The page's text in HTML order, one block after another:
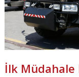
İlk Müdahale